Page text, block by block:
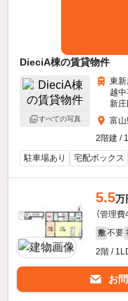
DieciA棟の賃貸物件
すべての写真
東
越
新
富
2階建 /
駐車場あり
宅配ボックス
5.5万
（管理費
敷 不要
2階 /
お